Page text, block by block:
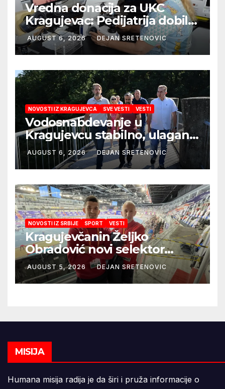
Vredna donacija za UKC
Kragujevac: Pedijatrija dobila
mobilni rendgen i mikroskop
vredne 9,6 miliona dinara
AUGUST 6, 2026 DEJAN SRETENOVIC
NOVOSTI IZ KRAGUJEVCA SVE VESTI VESTI
Vodosnabdevanje u
Kragujevcu stabilno, ulaganja
obezbedila sigurnije
snabdevanje
AUGUST 6, 2026 DEJAN SRETENOVIC
NOVOSTI IZ SRBIJE SPORT VESTI
Kragujevčanin Željko
Obradović novi selektor
Atletske reprezentacije Srbije
AUGUST 5, 2026 DEJAN SRETENOVIC
MISIJA
Humana misija radija je da širi i pruža informacije o